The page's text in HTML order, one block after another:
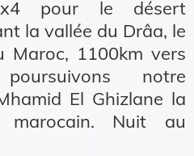
pour le désert
la vallée du Drâa, le
Maroc, 1100km vers
notre
El Ghizlane la
Nuit au